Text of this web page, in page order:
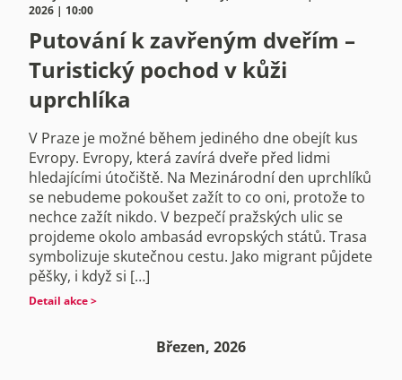
2026 | 10:00
Putování k zavřeným dveřím –
Turistický pochod v kůži
uprchlíka
V Praze je možné během jediného dne obejít kus
Evropy. Evropy, která zavírá dveře před lidmi
hledajícími útočiště. Na Mezinárodní den uprchlíků
se nebudeme pokoušet zažít to co oni, protože to
nechce zažít nikdo. V bezpečí pražských ulic se
projdeme okolo ambasád evropských států. Trasa
symbolizuje skutečnou cestu. Jako migrant půjdete
pěšky, i když si […]
Detail akce >
Březen, 2026